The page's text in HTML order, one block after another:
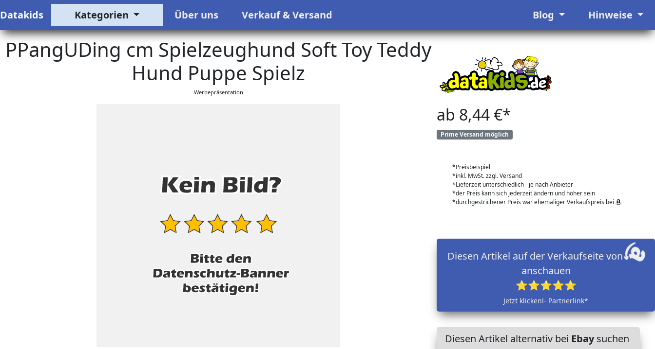
Datakids Kategorien Über uns Verkauf & Versand Blog Hinweise
PPangUDing cm Spielzeughund Soft Toy Teddy
Hund Puppe Spielz
Werbepräsentation
ab 8,44 €*
Prime Versand möglich
*Preisbeispiel
*inkl. MwSt. zzgl. Versand
*Lieferzeit unterschiedlich - je nach Anbieter
*der Preis kann sich jederzeit ändern und höher sein
*durchgestrichener Preis war ehemaliger Verkaufspreis bei
Diesen Artikel auf der Verkaufseite von
anschauen
⭐⭐⭐⭐⭐
Jetzt klicken!- Partnerlink*
Diesen Artikel alternativ bei Ebaysuchen